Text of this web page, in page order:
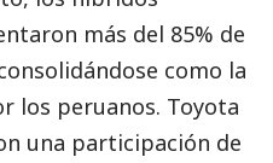
más del 85% de
como la
los peruanos. Toyota
una participación de